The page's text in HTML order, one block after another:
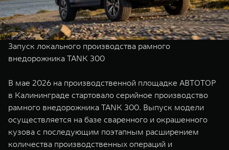
TANK 500
от 6 499 000 ₽
TANK 700
TANK Финансы
Корпоративным клиентам
TANK ФИНАНСЫ
TANK Лизинг
TANK Страхование
Сервис
Специальные предложения
Моторные масла
Цифровые сервисы TANK
Подписки
Запуск локального производства рамного
внедорожника TANK 300
В мае 2026 на производственной площадке АВТОТОР
в Калининграде стартовало серийное производство
рамного внедорожника TANK 300. Выпуск модели
осуществляется на базе сваренного и окрашенного
кузова с последующим поэтапным расширением
количества производственных операций и